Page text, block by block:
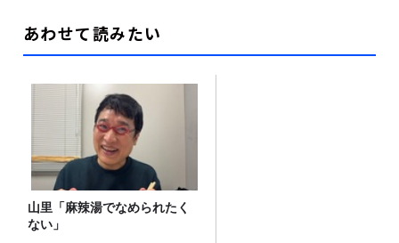
あわせて読みたい
山里「麻辣湯でなめられたく
ない」